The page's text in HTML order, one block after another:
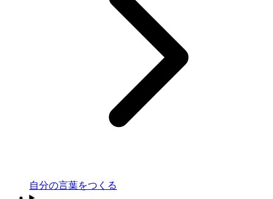
自分の言葉をつくる